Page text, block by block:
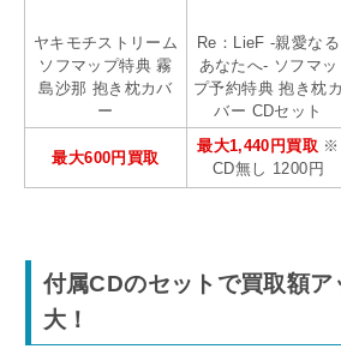
ヤキモチストリーム
ソフマップ特典 霧
島沙那 抱き枕カバ
ー
Re：LieF -親愛なる
あなたへ- ソフマッ
プ予約特典 抱き枕カ
バー CDセット
最大600円買取
最大1,440円買取 ※
CD無し 1200円
付属CDのセットで買取額ア
大！